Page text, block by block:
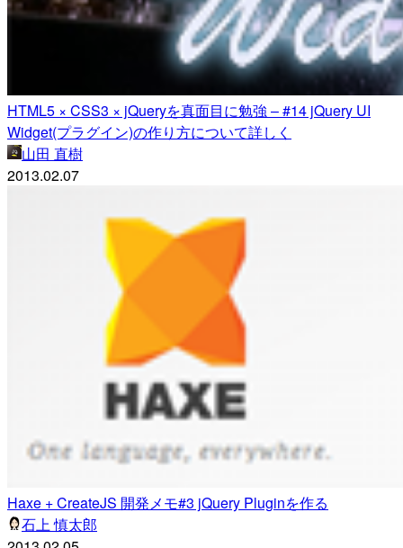
HTML5 × CSS3 × jQueryを真面目に勉強 – #14 jQuery UI
Widget(プラグイン)の作り方について詳しく
山田 直樹
2013.02.07
Haxe + CreateJS 開発メモ#3 jQuery Pluginを作る
石上 慎太郎